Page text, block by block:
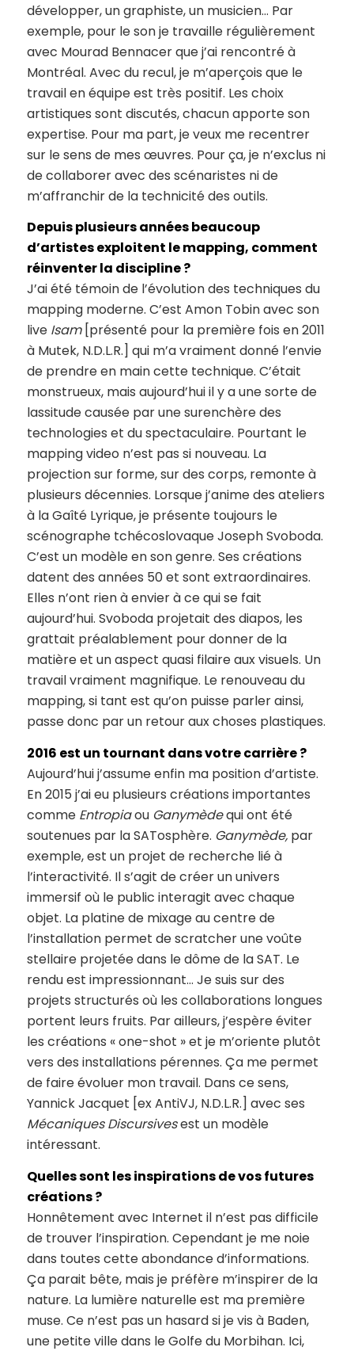
développer, un graphiste, un musicien… Par
exemple, pour le son je travaille régulièrement
avec Mourad Bennacer que j’ai rencontré à
Montréal. Avec du recul, je m’aperçois que le
travail en équipe est très positif. Les choix
artistiques sont discutés, chacun apporte son
expertise. Pour ma part, je veux me recentrer
sur le sens de mes œuvres. Pour ça, je n’exclus ni
de collaborer avec des scénaristes ni de
m’affranchir de la technicité des outils.
Depuis plusieurs années beaucoup
d’artistes exploitent le mapping, comment
réinventer la discipline ?
J’ai été témoin de l’évolution des techniques du
mapping moderne. C’est Amon Tobin avec son
live Isam[présenté pour la première fois en 2011
à Mutek, N.D.L.R.] qui m’a vraiment donné l’envie
de prendre en main cette technique. C’était
monstrueux, mais aujourd’hui il y a une sorte de
lassitude causée par une surenchère des
technologies et du spectaculaire. Pourtant le
mapping video n’est pas si nouveau. La
projection sur forme, sur des corps, remonte à
plusieurs décennies. Lorsque j’anime des ateliers
à la Gaîté Lyrique, je présente toujours le
scénographe tchécoslovaque Joseph Svoboda.
C’est un modèle en son genre. Ses créations
datent des années 50 et sont extraordinaires.
Elles n’ont rien à envier à ce qui se fait
aujourd’hui. Svoboda projetait des diapos, les
grattait préalablement pour donner de la
matière et un aspect quasi filaire aux visuels. Un
travail vraiment magnifique. Le renouveau du
mapping, si tant est qu’on puisse parler ainsi,
passe donc par un retour aux choses plastiques.
2016 est un tournant dans votre carrière ?
Aujourd’hui j’assume enfin ma position d’artiste.
En 2015 j’ai eu plusieurs créations importantes
comme Entropiaou Ganymèdequi ont été
soutenues par la SATosphère. Ganymède,par
exemple, est un projet de recherche lié à
l’interactivité. Il s’agit de créer un univers
immersif où le public interagit avec chaque
objet. La platine de mixage au centre de
l’installation permet de scratcher une voûte
stellaire projetée dans le dôme de la SAT. Le
rendu est impressionnant… Je suis sur des
projets structurés où les collaborations longues
portent leurs fruits. Par ailleurs, j’espère éviter
les créations « one-shot » et je m’oriente plutôt
vers des installations pérennes. Ça me permet
de faire évoluer mon travail. Dans ce sens,
Yannick Jacquet [ex AntiVJ, N.D.L.R.] avec ses
Mécaniques Discursivesest un modèle
intéressant.
Quelles sont les inspirations de vos futures
créations ?
Honnêtement avec Internet il n’est pas difficile
de trouver l’inspiration. Cependant je me noie
dans toutes cette abondance d’informations.
Ça parait bête, mais je préfère m’inspirer de la
nature. La lumière naturelle est ma première
muse. Ce n’est pas un hasard si je vis à Baden,
une petite ville dans le Golfe du Morbihan. Ici,